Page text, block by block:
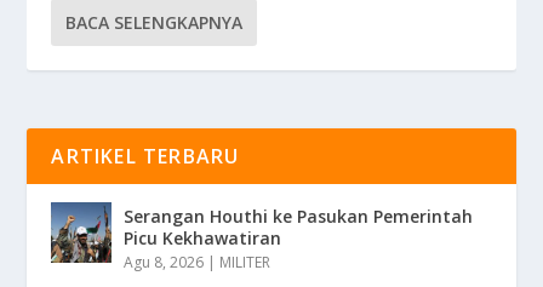
BACA SELENGKAPNYA
ARTIKEL TERBARU
Serangan Houthi ke Pasukan Pemerintah
Picu Kekhawatiran
Agu 8, 2026 MILITER